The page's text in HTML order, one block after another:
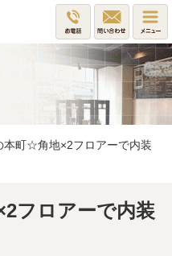
本町☆角地×2フロアーで内装
フロアーで内装